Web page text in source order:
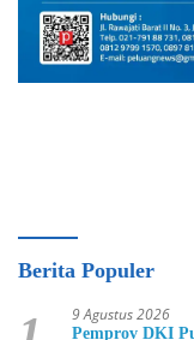
Berita Populer
9 Agustus 2026
Pemprov DKI